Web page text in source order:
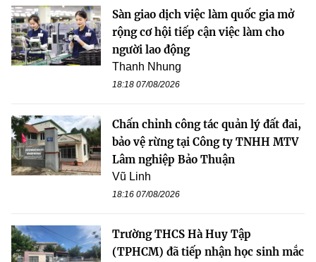
Sàn giao dịch việc làm quốc gia mở
rộng cơ hội tiếp cận việc làm cho
người lao động
Thanh Nhung
18:18 07/08/2026
Chấn chỉnh công tác quản lý đất đai,
bảo vệ rừng tại Công ty TNHH MTV
Lâm nghiệp Bảo Thuận
Vũ Linh
18:16 07/08/2026
Trường THCS Hà Huy Tập
(TPHCM) đã tiếp nhận học sinh mắc